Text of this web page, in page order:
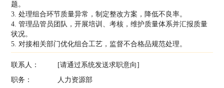
题。
3. 处理组合环节质量异常，制定整改方案，降低不良率。
4. 管理品管员团队，开展培训、考核，维护质量体系并汇报质量
状况。
5. 对接相关部门优化组合工艺，监督不合格品规范处理。
联系人：
[请通过系统发送求职意向]
职务：
人力资源部